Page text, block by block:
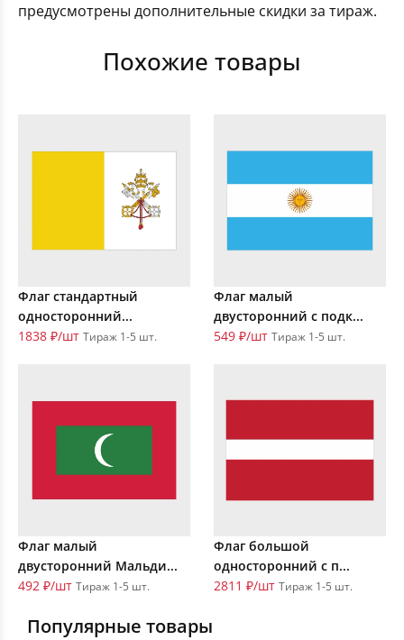
предусмотрены дополнительные скидки за тираж.
Похожие товары
Флаг стандартный
односторонний...
1838 ₽/шт Тираж 1-5 шт.
Флаг малый
двусторонний с подк...
549 ₽/шт Тираж 1-5 шт.
Флаг малый
двусторонний Мальди...
492 ₽/шт Тираж 1-5 шт.
Флаг большой
односторонний с п...
2811 ₽/шт Тираж 1-5 шт.
Популярные товары